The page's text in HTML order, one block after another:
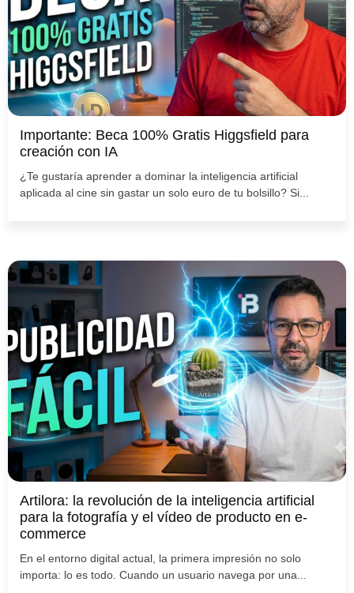
Importante: Beca 100% Gratis Higgsfield para
creación con IA
¿Te gustaría aprender a dominar la inteligencia artificial
aplicada al cine sin gastar un solo euro de tu bolsillo? Si...
Artilora: la revolución de la inteligencia artificial
para la fotografía y el vídeo de producto en e-
commerce
En el entorno digital actual, la primera impresión no solo
importa: lo es todo. Cuando un usuario navega por una...